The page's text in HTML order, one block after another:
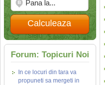
Calculeaza
Forum: Topicuri Noi
In ce locuri din tara va
propuneti sa mergeti in